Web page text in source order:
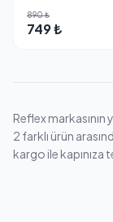
890 ₺
749 ₺
Reflex
2 farklı ürün
kargo ile kapınıza